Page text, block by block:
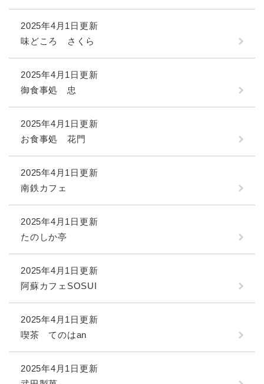
2025年4月1日更新
味どころ さくら
2025年4月1日更新
御食事処 忠
2025年4月1日更新
お食事処 花門
2025年4月1日更新
南鉄カフェ
2025年4月1日更新
たのしか亭
2025年4月1日更新
阿蘇カフェSOSUI
2025年4月1日更新
喫茶 てのはan
2025年4月1日更新